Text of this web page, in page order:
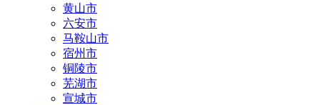
黄山市
六安市
马鞍山市
宿州市
铜陵市
芜湖市
宣城市